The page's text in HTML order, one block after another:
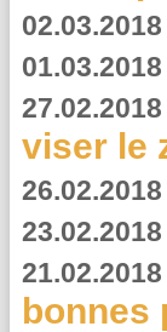
02.03.2018
01.03.2018
27.02.2018
viser le
26.02.2018
23.02.2018
21.02.2018
bonnes